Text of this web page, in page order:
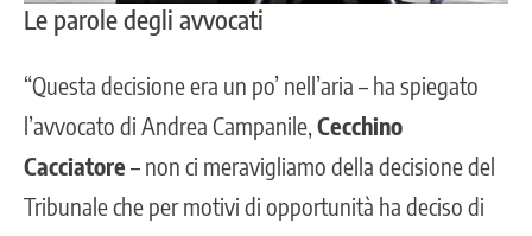
Le parole degli avvocati
“Questa decisione era un po’ nell’aria – ha spiegato
l’avvocato di Andrea Campanile, Cecchino
Cacciatore – non ci meravigliamo della decisione del
Tribunale che per motivi di opportunità ha deciso di